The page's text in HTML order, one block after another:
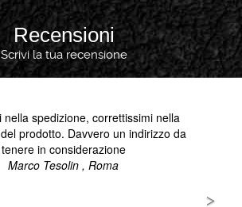
Recensioni
Scrivi la tua recensione